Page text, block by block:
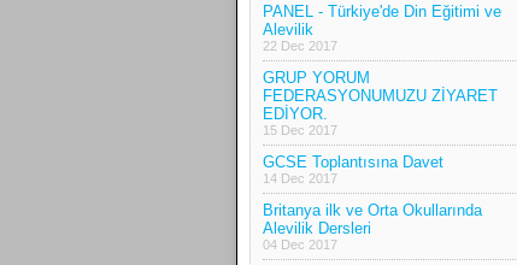
PANEL - Türkiye'de Din Eğitimi ve
Alevilik
22 Dec 2017
GRUP YORUM
FEDERASYONUMUZU ZİYARET
EDİYOR.
15 Dec 2017
GCSE Toplantısına Davet
14 Dec 2017
Britanya ilk ve Orta Okullarında
Alevilik Dersleri
04 Dec 2017